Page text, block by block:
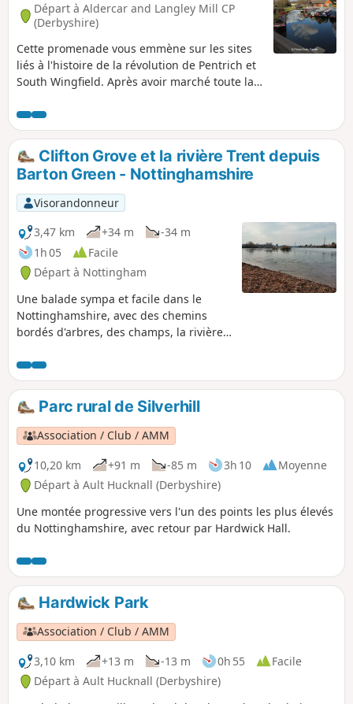
Départ à Aldercar and Langley Mill CP
(Derbyshire)
Cette promenade vous emmène sur les sites
liés à l'histoire de la révolution de Pentrich et
South Wingfield. Après avoir marché toute la
la rivière Erewash à Langley Bridge. Ils
devaient s'arrêter ici pour se restaurer à la
Junction Navigation Inn, aujourd'hui le pub
Great Northern, avant de poursuivre leur
marche vers Eastwood.Il s'agit de la
promenade n° 11 des promenades de la
révolution de Pentrich.
Clifton Grove et la rivière Trent depuis
Barton Green - Nottinghamshire
Visorandonneur
3,47 km
+34 m
-34 m
1h 05
Facile
Départ à Nottingham
Une balade sympa et facile dans le
Nottinghamshire, avec des chemins
bordés d'arbres, des champs, la rivière
Parc rural de Silverhill
Association / Club / AMM
10,20 km
+91 m -85 m 3h 10
Moyenne
Départ à Ault Hucknall (Derbyshire)
Une montée progressive vers l'un des points les plus élevés
du Nottinghamshire, avec retour par Hardwick Hall.
Hardwick Park
Association / Club / AMM
3,10 km
+13 m -13 m 0h 55
Facile
Départ à Ault Hucknall (Derbyshire)